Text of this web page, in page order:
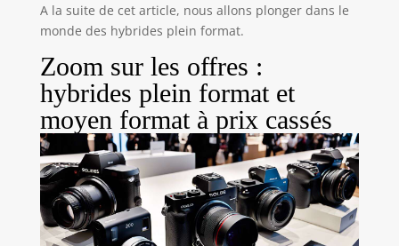
possède un écran LCD 3 pouces avec une capacité
de 460,000 pixels. BATTERIE - L'appareil fonctionne
à l'aide d'une batterie Li-ion qui permet de ne pas
avoir à s'approprier des piles.
A la suite de cet article, nous allons plonger dans le
monde des hybrides plein format.
Zoom sur les offres :
hybrides plein format et
moyen format à prix cassés